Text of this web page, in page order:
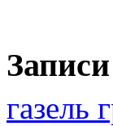
газель